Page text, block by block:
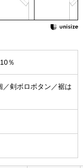
その他
ウオッチ／
％
／剣ボロボタン／裾は